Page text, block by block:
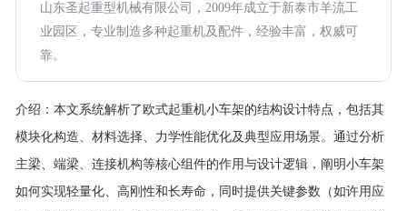
山东圣起重型机械有限公司，2009年成立于新泰市羊流工
业园区，专业制造多种起重机及配件，经验丰富，权威可
靠。
介绍： 本文系统解析了欧式起重机小车架的结构设计特点，包括其
模块化构造、材料选择、力学性能优化及典型应用场景。通过分析
主梁、端梁、连接机构等核心组件的作用与设计逻辑，阐明小车架
如何实现轻量化、高刚性和长寿命，同时提供关键参数（如许用应